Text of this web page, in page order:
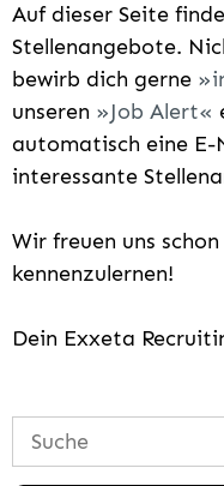
Auf dieser Seite
Stellenangebote.
bewirb dich gerne
unseren
Job Alert
automatisch eine E-
interessante
Wir freuen uns
kennenzulernen!
Dein Exxeta